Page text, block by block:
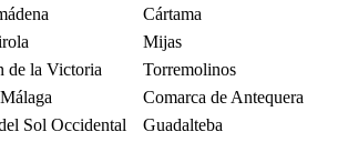
Cártama
Mijas
de la Victoria
Torremolinos
Comarca de Antequera
Sol Occidental
Guadalteba